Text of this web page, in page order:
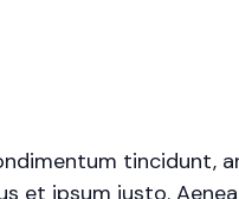
tincidunt,